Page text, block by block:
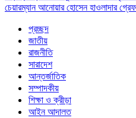
চেয়ারম্যান আনোয়ার হোসেন হাওলাদার
প্রচ্ছদ
জাতীয়
রাজনীতি
সারাদেশ
আন্তর্জাতিক
সম্পাদকীয়
শিক্ষা ও ক্রীড়া
আইন আদালত